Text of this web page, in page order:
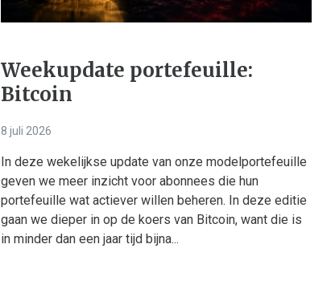
Weekupdate portefeuille:
Bitcoin
8 juli 2026
In deze wekelijkse update van onze modelportefeuille
geven we meer inzicht voor abonnees die hun
portefeuille wat actiever willen beheren. In deze editie
gaan we dieper in op de koers van Bitcoin, want die is
in minder dan een jaar tijd bijna...